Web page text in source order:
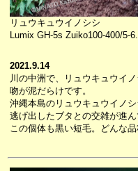
リュウキュウイノシシ
Lumix GH-5s Zuiko100-400/5-
2021.9.14
川の中洲で、リュウキュウイノ
吻が泥だらけです。
沖縄本島のリュウキュウイノ
逃げ出したブタとの交雑が進ん
この個体も黒い短毛。どんな